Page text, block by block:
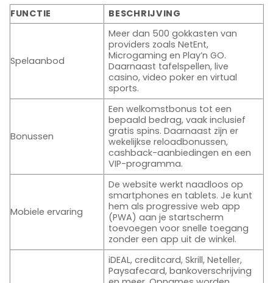
FUNCTIE BESCHRIJVING
Spelaanbod
Meer dan 500 gokkasten van
providers zoals NetEnt,
Microgaming en Play’n GO.
Daarnaast tafelspellen, live
casino, video poker en virtual
sports.
Bonussen
Een welkomstbonus tot een
bepaald bedrag, vaak inclusief
gratis spins. Daarnaast zijn er
wekelijkse reloadbonussen,
cashback-aanbiedingen en een
VIP-programma.
Mobiele ervaring
De website werkt naadloos op
smartphones en tablets. Je kunt
hem als progressive web app
(PWA) aan je startscherm
toevoegen voor snelle toegang
zonder een app uit de winkel.
iDEAL, creditcard, Skrill, Neteller,
Paysafecard, bankoverschrijving